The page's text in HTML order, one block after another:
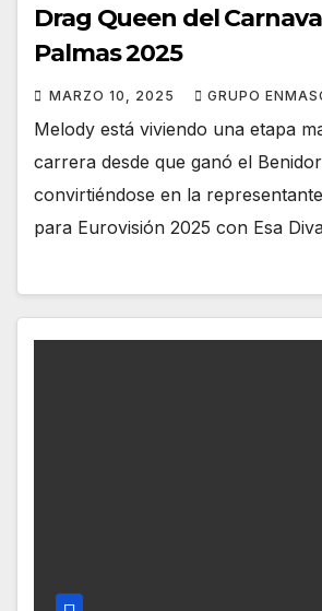
Drag Queen del
Palmas 2025
MARZO 10, 2025 GRUPO
Melody está viviendo una etapa
carrera desde que ganó el
convirtiéndose en la
para Eurovisión 2025 con Esa